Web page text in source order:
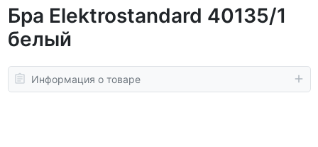
Бра Elektrostandard 40135/1
белый
Информация о товаре